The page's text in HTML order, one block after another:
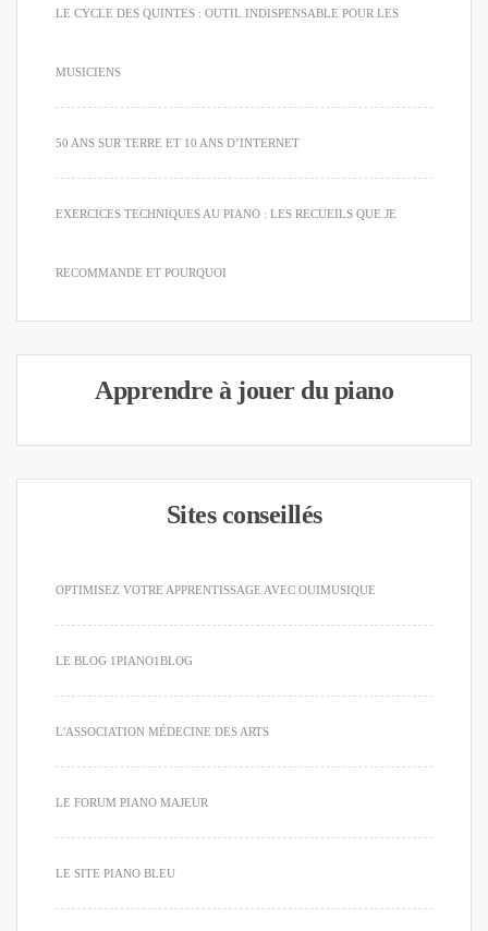
LE CYCLE DES QUINTES : OUTIL INDISPENSABLE POUR LES
MUSICIENS
50 ANS SUR TERRE ET 10 ANS D’INTERNET
EXERCICES TECHNIQUES AU PIANO : LES RECUEILS QUE JE
RECOMMANDE ET POURQUOI
Apprendre à jouer du piano
Sites conseillés
OPTIMISEZ VOTRE APPRENTISSAGE AVEC OUIMUSIQUE
LE BLOG 1PIANO1BLOG
L'ASSOCIATION MÉDECINE DES ARTS
LE FORUM PIANO MAJEUR
LE SITE PIANO BLEU